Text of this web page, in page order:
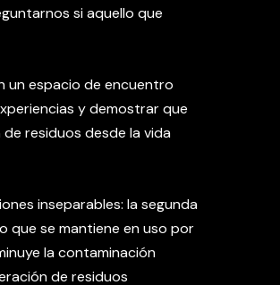
si aquello que
un espacio de encuentro
y demostrar que
residuos desde la vida
inseparables: la segunda
que se mantiene en uso por
la contaminación
de residuos